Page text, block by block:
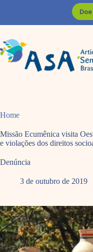
Home
Missão Ecumênica visita
e violações dos direitos
Denúncia
3 de outubro de 2019